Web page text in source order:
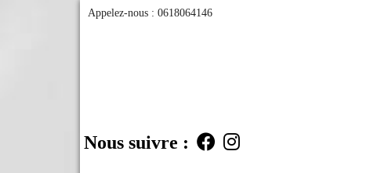
Appelez-nous : 0618064146
Nous suivre :